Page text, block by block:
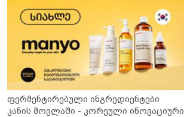
ფერმენტირებული ინგრედიენტები
კანის მოვლაში - კორეული ინოვაციური